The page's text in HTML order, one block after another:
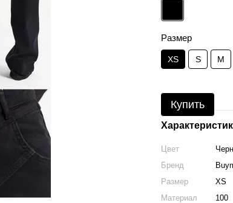
Размер
XS S M
Купить
Цвет
Бренд
Размер
XS
Материал
100